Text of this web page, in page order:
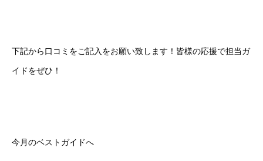
下記から口コミをご記入をお願い致します！皆様の応援で担当ガ
イドをぜひ！
今月のベストガイドへ